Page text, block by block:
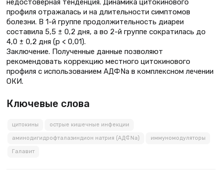
недостоверная тенденция. Динамика цитокинового
профиля отражалась и на длительности симптомов
болезни. В 1-й группе продолжительность диареи
составила 5,5 ± 0,2 дня, а во 2-й группе сократилась до
4,0 ± 0,2 дня (p < 0,01).
Заключение. Полученные данные позволяют
рекомендовать коррекцию местного цитокинового
профиля с использованием АДФNа в комплексном лечении
ОКИ.
Ключевые слова
цитокины острые кишечные инфекции
аминодигидрофталазиндион натрия (АДФNа) иммуномодуляторы
Галавит